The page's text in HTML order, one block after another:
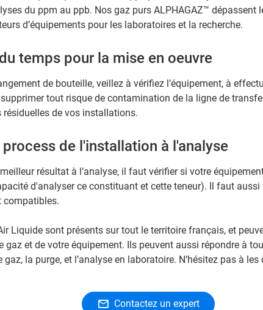
du ppm au ppb. Nos gaz purs ALPHAGAZ™ dépassent
d’équipements pour les laboratoires et la recherche.
temps pour la mise en oeuvre
de bouteille, veillez à vérifiez l’équipement, à
tout risque de contamination de la ligne de
résiduelles de vos installations.
process de l'installation à l'analyse
résultat à l’analyse, il faut vérifier si votre
d'analyser ce constituant et cette teneur). Il faut aussi
compatibles.
Liquide sont présents sur tout le territoire français, et
gaz et de votre équipement. Ils peuvent aussi répondre à
la purge, et l’analyse en laboratoire. N’hésitez pas à les
Contactez un expert